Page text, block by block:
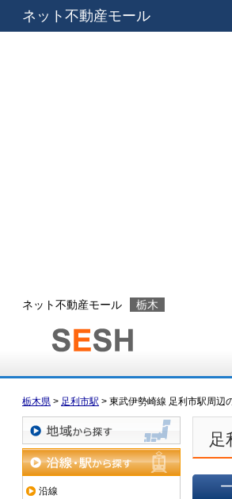
ネット不動産モール
ネット不動産モール 栃木
栃木県 > 足利市駅 > 東武伊勢崎線 足利市駅周辺
地域から探す
沿線・駅から探す
沿線
足